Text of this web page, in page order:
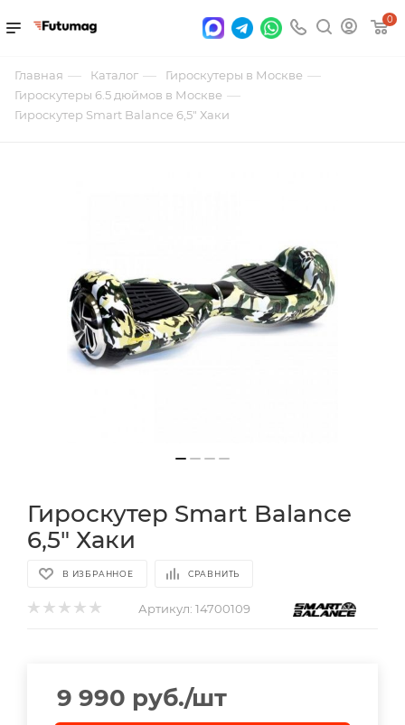
0
Главная — Каталог — Гироскутеры в Москве —
Гироскутеры 6.5 дюймов в Москве —
Гироскутер Smart Balance 6,5" Хаки
Гироскутер Smart Balance
6,5" Хаки
В ИЗБРАННОЕ СРАВНИТЬ
Артикул: 14700109
9 990 руб./шт